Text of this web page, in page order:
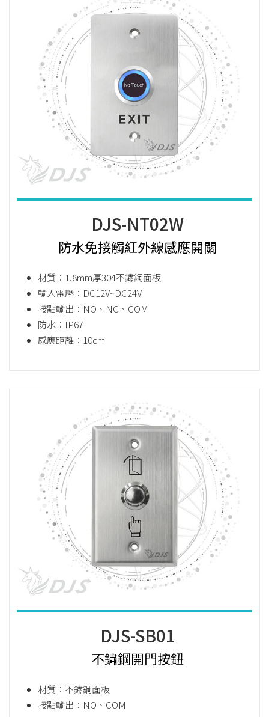
DJS-NT02W
防水免接觸紅外線感應開關
材質：1.8mm厚304不鏽鋼面板
輸入電壓：DC12V~DC24V
接點輸出：NO、NC、COM
防水：IP67
感應距離：10cm
DJS-SB01
不鏽鋼開門按鈕
材質：不鏽鋼面板
接點輸出：NO、COM